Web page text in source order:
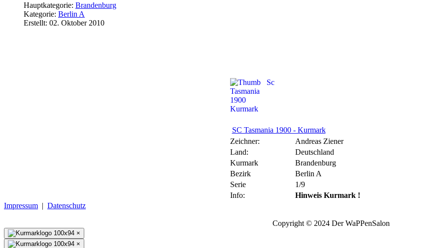
Hauptkategorie: Brandenburg
Kategorie: Berlin A
Erstellt: 02. Oktober 2010
SC Tasmania 1900 - Kurmark
Zeichner:
Andreas Ziener
Land:
Deutschland
Kurmark
Brandenburg
Bezirk
Berlin A
Serie
1/9
Info:
Hinweis Kurmark !
Impressum | Datenschutz
Copyright © 2024 Der WaPPenSalon
×
×